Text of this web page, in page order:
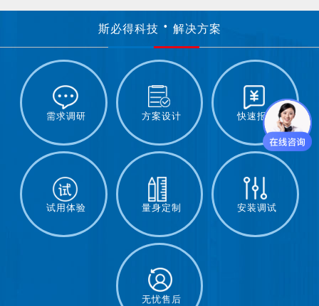
斯必得科技 解决方案
需求调研 方案设计 快速报价
试用体验 量身定制 安装调试
无忧售后